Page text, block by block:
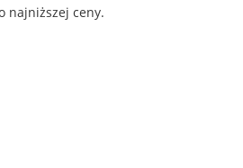
najniższej ceny.